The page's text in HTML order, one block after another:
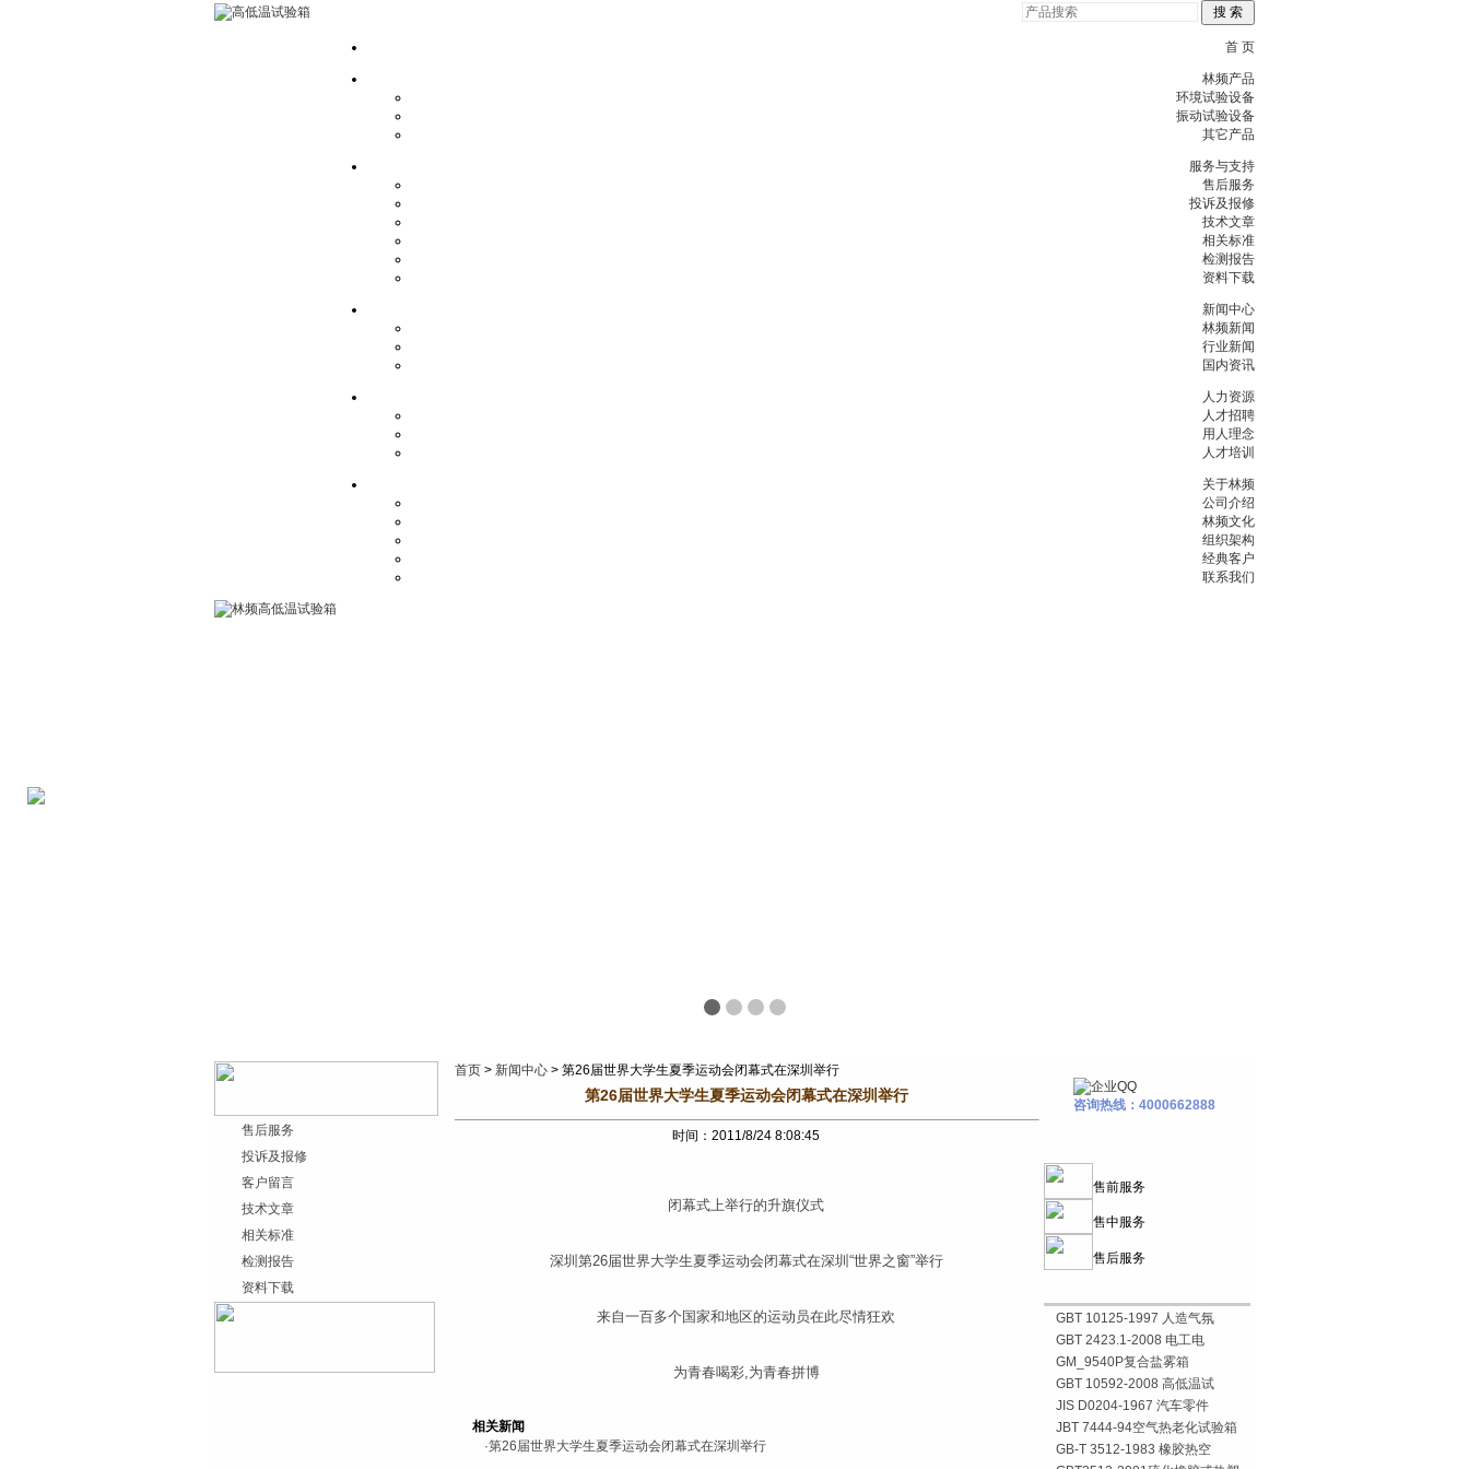
首 页
林频产品
环境试验设备
振动试验设备
其它产品
服务与支持
售后服务
投诉及报修
技术文章
相关标准
检测报告
资料下载
新闻中心
林频新闻
行业新闻
国内资讯
人力资源
人才招聘
用人理念
人才培训
关于林频
公司介绍
林频文化
组织架构
经典客户
联系我们
售后服务
投诉及报修
客户留言
技术文章
相关标准
检测报告
资料下载
首页 > 新闻中心 > 第26届世界大学生夏季运动会闭幕式在深圳举行
第26届世界大学生夏季运动会闭幕式在深圳举行
时间：2011/8/24 8:08:45
闭幕式上举行的升旗仪式
深圳第26届世界大学生夏季运动会闭幕式在深圳“世界之窗”举行
来自一百多个国家和地区的运动员在此尽情狂欢
为青春喝彩,为青春拼博
相关新闻
·第26届世界大学生夏季运动会闭幕式在深圳举行
咨询热线：4000662888
售前服务
售中服务
售后服务
GBT 10125-1997 人造气氛
GBT 2423.1-2008 电工电
GM_9540P复合盐雾箱
GBT 10592-2008 高低温试
JIS D0204-1967 汽车零件
JBT 7444-94空气热老化试验箱
GB-T 3512-1983 橡胶热空